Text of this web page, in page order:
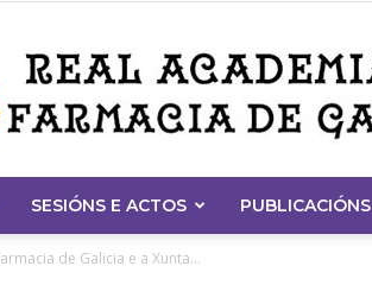
SESIÓNS E ACTOS PUBLICACIÓNS
de Galicia e a Xunta...